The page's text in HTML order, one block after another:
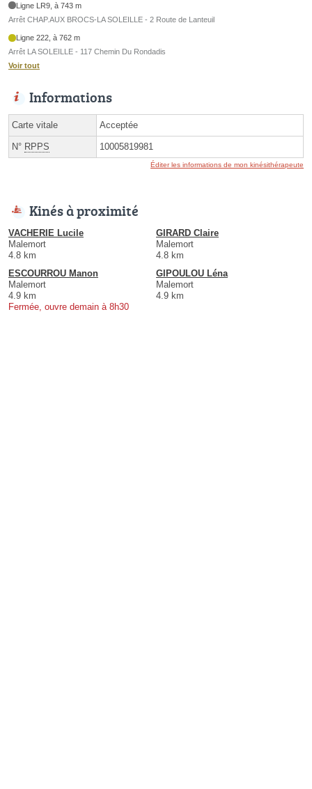
Ligne LR9, à 743 m
Arrêt CHAP.AUX BROCS-LA SOLEILLE - 2 Route de Lanteuil
Ligne 222, à 762 m
Arrêt LA SOLEILLE - 117 Chemin Du Rondadis
Voir tout
Informations
Carte vitale Acceptée
N° RPPS 10005819981
Éditer les informations de mon kinésithérapeute
Kinés à proximité
VACHERIE Lucile
Malemort
4.8 km
GIRARD Claire
Malemort
4.8 km
ESCOURROU Manon
Malemort
4.9 km
Fermée, ouvre demain à 8h30
GIPOULOU Léna
Malemort
4.9 km